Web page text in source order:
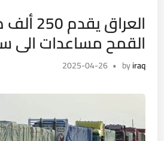
العراق
القمح مساعدات الى
byiraq
•
2025-04-26